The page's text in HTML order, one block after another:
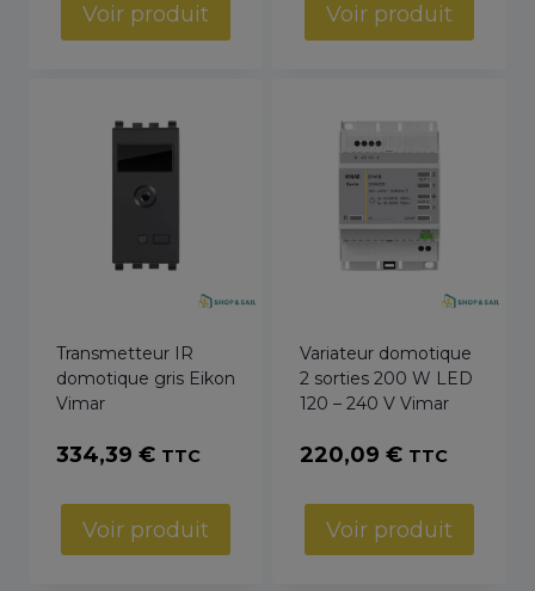
Voir produit Voir produit
Transmetteur IR
domotique gris Eikon
Vimar
334,39 € TTC
Voir produit
Variateur domotique
2 sorties 200 W LED
120 – 240 V Vimar
220,09 € TTC
Voir produit